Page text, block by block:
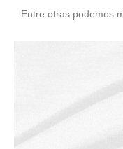
Entre otras podemos